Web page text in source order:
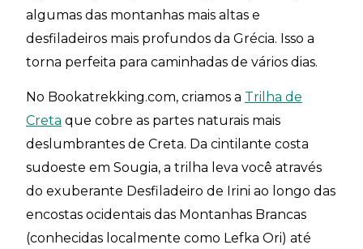
algumas das montanhas mais altas e
desfiladeiros mais profundos da Grécia. Isso a
torna perfeita para caminhadas de vários dias.
No Bookatrekking.com, criamos a Trilha de
Creta que cobre as partes naturais mais
deslumbrantes de Creta. Da cintilante costa
sudoeste em Sougia, a trilha leva você através
do exuberante Desfiladeiro de Irini ao longo das
encostas ocidentais das Montanhas Brancas
(conhecidas localmente como Lefka Ori) até